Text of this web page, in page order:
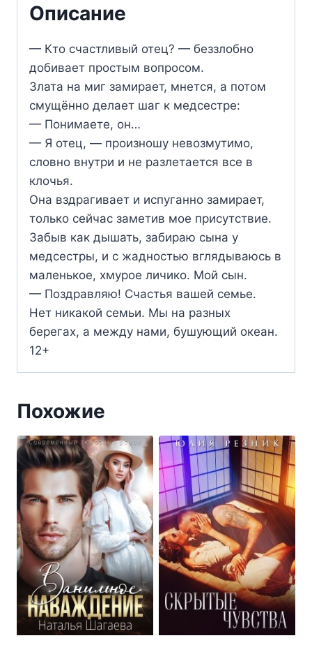
Описание
— Кто счастливый отец? — беззлобно
добивает простым вопросом.
Злата на миг замирает, мнется, а потом
смущённо делает шаг к медсестре:
— Понимаете, он…
— Я отец, — произношу невозмутимо,
словно внутри и не разлетается все в
клочья.
Она вздрагивает и испуганно замирает,
только сейчас заметив мое присутствие.
Забыв как дышать, забираю сына у
медсестры, и с жадностью вглядываюсь в
маленькое, хмурое личико. Мой сын.
— Поздравляю! Счастья вашей семье.
Нет никакой семьи. Мы на разных
берегах, а между нами, бушующий океан.
12+
Похожие